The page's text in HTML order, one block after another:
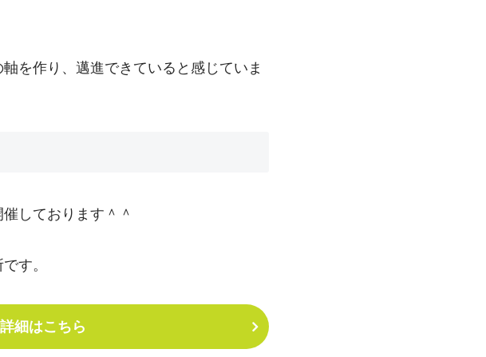
を作り、邁進できていると感じていま
催しております＾＾
す。
細はこちら